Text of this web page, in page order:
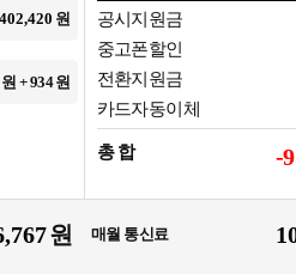
원
원 +934원
공시지원금
중고폰할인
전환지원금
카드자동이체
총 합 -
원 매월 통신료